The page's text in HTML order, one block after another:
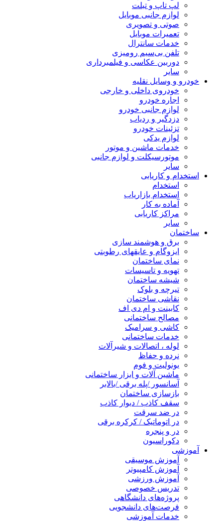
لپ تاپ و تبلت
لوازم جانبی موبایل
صوتی و تصویری
تعمیرات موبایل
خدمات سانترال
تلفن بی‌سیم رومیزی
دوربین عکاسی و فیلمبرداری
سایر
خودرو و وسایل نقلیه
خودروی داخلی و خارجی
اجاره خودرو
لوازم جانبی خودرو
دزدگیر و ردیاب
تزئینات خودرو
لوازم یدکی
خدمات ماشین و موتور
موتورسیکلت و لوازم جانبی
سایر
استخدام و کاریابی
استخدام
استخدام بازاریاب
آماده به کار
مراکز کاریابی
سایر
ساختمان
برق و هوشمند سازی
ایزوگام و عایقهای رطوبتی
نمای ساختمان
تهویه و تاسیسات
شیشه ساختمان
تیرچه و بلوک
نقاشی ساختمان
کابینت و ام دی اف
مصالح ساختمانی
کاشی و سرامیک
خدمات ساختمانی
لوله ، اتصالات و شیرآلات
نرده و حفاظ
یونولیت و فوم
ماشین آلات و ابزار ساختمانی
آسانسور /پله برقی /بالابر
بازسازی ساختمان
سقف کاذب / دیوار کاذب
در ضد سرقت
در اتوماتیک / کرکره برقی
در و پنجره
دکوراسیون
آموزشی
آموزش موسیقی
آموزش کامپیوتر
آموزش ورزشی
تدریس خصوصی
پروژه‌های دانشگاهی
فرصت‌های دانشجویی
خدمات آموزشی